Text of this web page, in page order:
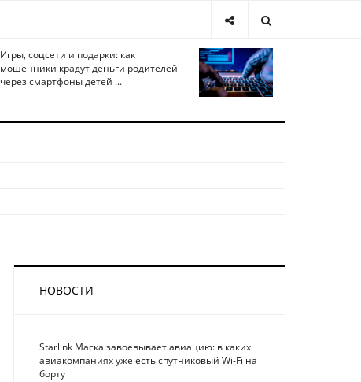
Игры, соцсети и подарки: как
мошенники крадут деньги родителей
через смартфоны детей ...
НОВОСТИ
Starlink Маска завоевывает авиацию: в каких
авиакомпаниях уже есть спутниковый Wi-Fi на
борту